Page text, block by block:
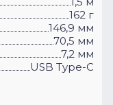
162 г
146,9 мм
70,5 мм
7,2 мм
USB Type-C